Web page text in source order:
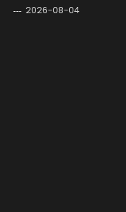
2026-08-04